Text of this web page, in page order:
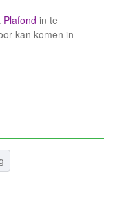
Plafond in te
kan komen in